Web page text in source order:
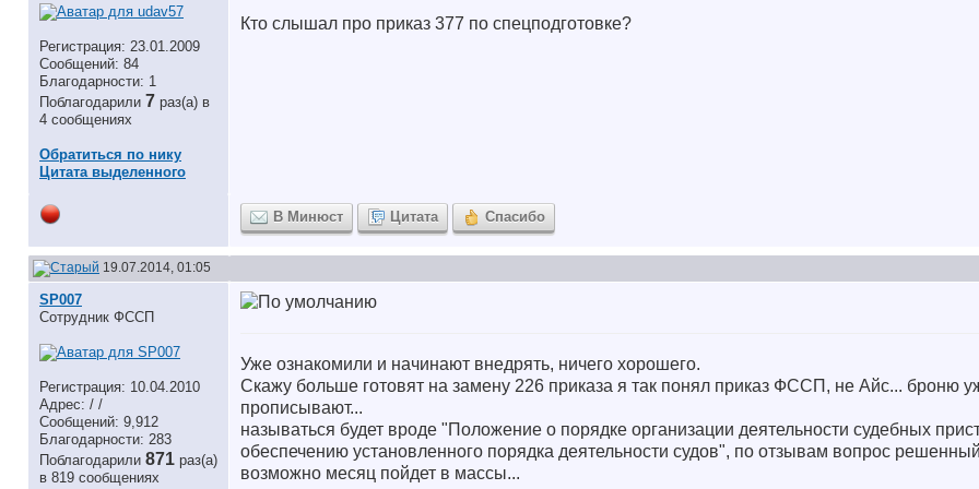
Регистрация: 23.01.2009
Сообщений: 84
Благодарности: 1
Поблагодарили 7 раз(а) в
4 сообщениях
Обратиться по нику
Цитата выделенного
Кто слышал про приказ 377 по спецподготовке?
В Минюст Цитата Спасибо
19.07.2014, 01:05
SP007
Сотрудник ФССП
Регистрация: 10.04.2010
Адрес: / /
Сообщений: 9,912
Благодарности: 283
Поблагодарили 871 раз(а)
в 819 сообщениях
Уже ознакомили и начинают внедрять, ничего хорошего.
Скажу больше готовят на замену 226 приказа я так понял приказ ФССП, не Айс... броню
прописывают...
называться будет вроде "Положение о порядке организации деятельности судебных
обеспечению установленного порядка деятельности судов", по отзывам вопрос
возможно месяц пойдет в массы...